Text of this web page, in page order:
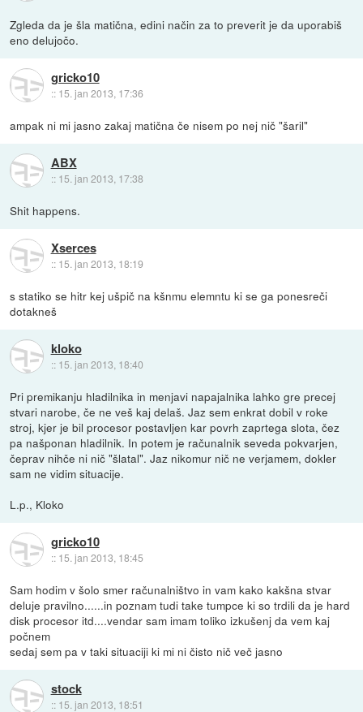
Zgleda da je šla matična, edini način za to preverit je da uporabiš
eno delujočo.
gricko10
:: 15. jan 2013, 17:36
ampak ni mi jasno zakaj matična če nisem po nej nič "šaril"
ABX
:: 15. jan 2013, 17:38
Shit happens.
Xserces
:: 15. jan 2013, 18:19
s statiko se hitr kej ušpič na kšnmu elemntu ki se ga ponesreči
dotakneš
kloko
:: 15. jan 2013, 18:40
Pri premikanju hladilnika in menjavi napajalnika lahko gre precej
stvari narobe, če ne veš kaj delaš. Jaz sem enkrat dobil v roke
stroj, kjer je bil procesor postavljen kar povrh zaprtega slota, čez
pa našponan hladilnik. In potem je računalnik seveda pokvarjen,
čeprav nihče ni nič "šlatal". Jaz nikomur nič ne verjamem, dokler
sam ne vidim situacije.
L.p., Kloko
gricko10
:: 15. jan 2013, 18:45
Sam hodim v šolo smer računalništvo in vam kako kakšna stvar
deluje pravilno......in poznam tudi take tumpce ki so trdili da je hard
disk procesor itd....vendar sam imam toliko izkušenj da vem kaj
počnem
sedaj sem pa v taki situaciji ki mi ni čisto nič več jasno
stock
:: 15. jan 2013, 18:51